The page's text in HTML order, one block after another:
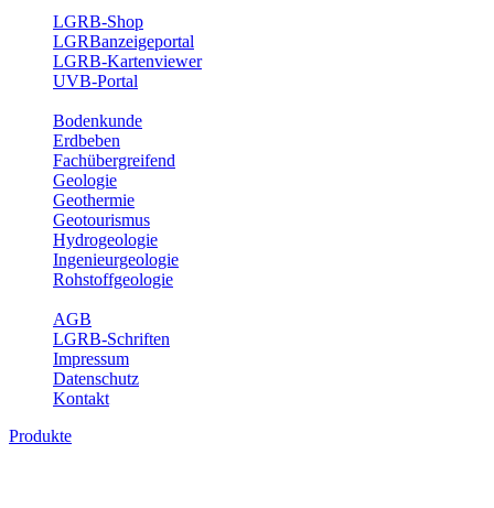
LGRB-Shop
LGRBanzeigeportal
LGRB-Kartenviewer
UVB-Portal
Bodenkunde
Erdbeben
Fachübergreifend
Geologie
Geothermie
Geotourismus
Hydrogeologie
Ingenieurgeologie
Rohstoffgeologie
AGB
LGRB-Schriften
Impressum
Datenschutz
Kontakt
Produkte